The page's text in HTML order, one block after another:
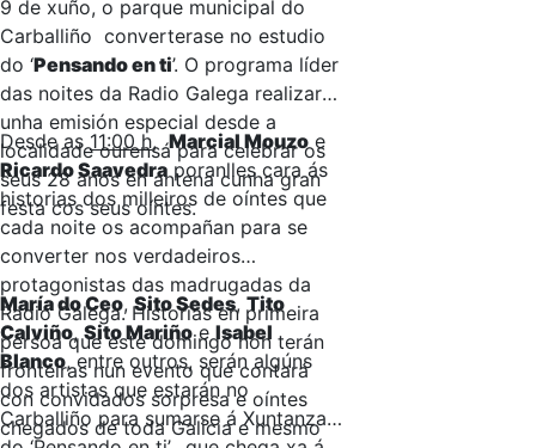
9 de xuño, o parque municipal do
Carballiño converterase no estudio
do ‘Pensando en ti’. O programa líder
das noites da Radio Galega realizará
unha emisión especial desde a
localidade ourensá para celebrar os
seus 28 anos en antena cunha gran
festa cos seus oíntes.
Desde as11:00 h,Marcial Mouzoe
Ricardo Saavedraporanlles cara ás
historias dos milleiros de oíntes que
cada noite os acompañan para se
converter nos verdadeiros
protagonistas das madrugadas da
Radio Galega. Historias en primeira
persoa que este domingo non terán
fronteiras nun evento que contará
con convidados sorpresa e oíntes
chegados de toda Galicia e mesmo
María do Ceo,Sito Sedes, Tito
Calviño,Sito MariñoeIsabel
Blanco, entre outros, serán algúns
dos artistas que estarán no
Carballiño para sumarse á Xuntanza